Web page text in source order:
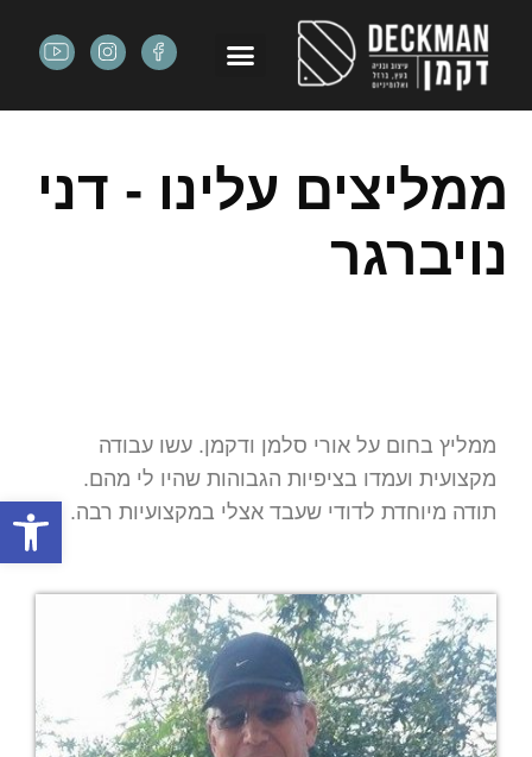
ממליצים עלינו - דני
נויברגר
ממליץ בחום על אורי סלמן ודקמן. עשו עבודה
מקצועית ועמדו בציפיות הגבוהות שהיו לי מהם.
תודה מיוחדת לדודי שעבד אצלי במקצועיות רבה.